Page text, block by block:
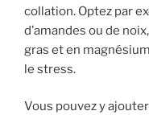
collation. Optez par
d’amandes ou de
gras et en
le stress.
Vous pouvez y